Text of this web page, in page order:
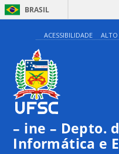
BRASIL
ACESSIBILIDADE ALTO
– ine – Depto.
Informática e